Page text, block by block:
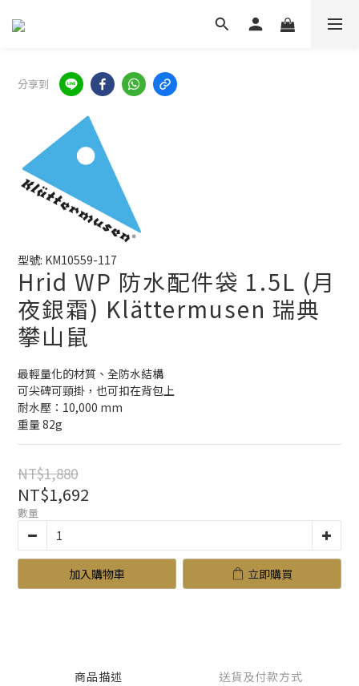
分享到
型號: KM10559-117
Hrid WP 防水配件袋 1.5L (月
夜銀霜) Klättermusen 瑞典
攀山鼠
最輕量化的材質、全防水結構
可尖碑可頸掛，也可扣在背包上
耐水壓：10,000 mm
重量 82g
NT$1,880
NT$1,692
數量
加入購物車 立即購買
商品描述 送貨及付款方式